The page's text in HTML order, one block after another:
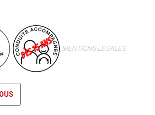
MENTIONS LÉGALES